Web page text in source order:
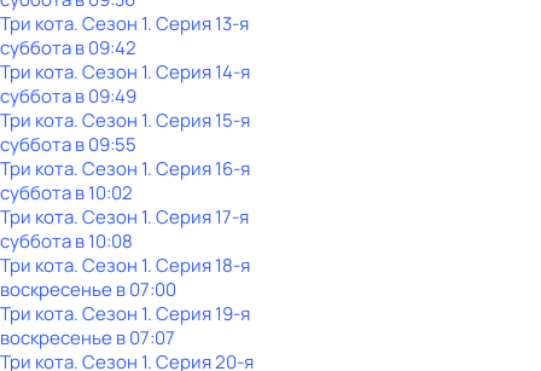
Три кота. Сезон 1. Серия 13-я
субботав09:42
Три кота. Сезон 1. Серия 14-я
субботав09:49
Три кота. Сезон 1. Серия 15-я
субботав09:55
Три кота. Сезон 1. Серия 16-я
субботав10:02
Три кота. Сезон 1. Серия 17-я
субботав10:08
Три кота. Сезон 1. Серия 18-я
воскресенье в07:00
Три кота. Сезон 1. Серия 19-я
воскресенье в07:07
Три кота. Сезон 1. Серия 20-я